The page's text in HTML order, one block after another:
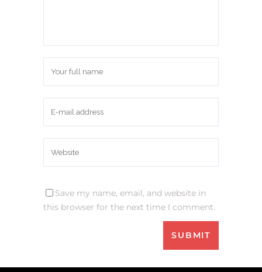
Save my name, email, and website in
this browser for the next time I comment.